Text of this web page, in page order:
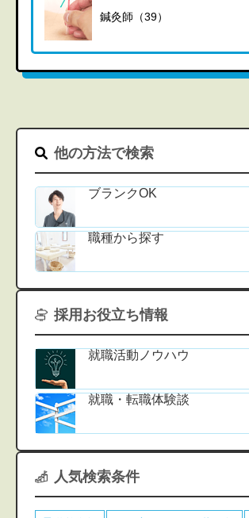
鍼灸師（39）
他の方法で検索
ブランクOK
職種から探す
採用お役立ち情報
就職活動ノウハウ
就職・転職体験談
人気検索条件